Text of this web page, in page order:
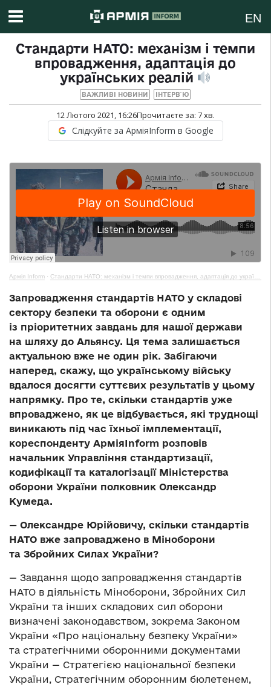
EN
Стандарти НАТО: механізм і темпи
впровадження, адаптація до
українських реалій
ВАЖЛИВІ НОВИНИ ІНТЕРВ`Ю
12 Лютого 2021, 16:26Прочитаєте за: 7хв.
Слідкуйте за АрміяInform в Google
Армія Inform · Стандарти НАТО: механізм і темпи впровадження, адаптація до українських реалій
Запровадження стандартів НАТО у складові
сектору безпеки та оборони є одним
із пріоритетних завдань для нашої держави
на шляху до Альянсу. Ця тема залишається
актуальною вже не один рік. Забігаючи
наперед, скажу, що українському війську
вдалося досягти суттєвих результатів у цьому
напрямку. Про те, скільки стандартів уже
впроваджено, як це відбувається, які труднощі
виникають під час їхньої імплементації,
кореспонденту АрміяInform розповів
начальник Управління стандартизації,
кодифікації та каталогізації Міністерства
оборони України полковник Олександр
Кумеда.
— Олександре Юрійовичу, скільки стандартів
НАТО вже запроваджено в Міноборони
та Збройних Силах України?
— Завдання щодо запровадження стандартів
НАТО в діяльність Міноборони, Збройних Сил
України та інших складових сил оборони
визначені законодавством, зокрема Законом
України «Про національну безпеку України»
та стратегічними оборонними документами
України — Стратегією національної безпеки
України, Стратегічним оборонним бюлетенем,